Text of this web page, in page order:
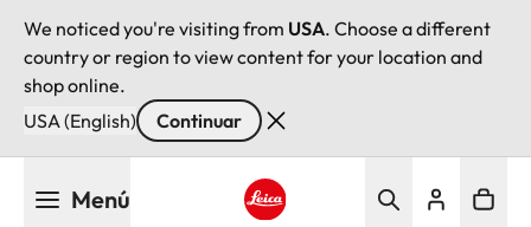
We noticed you're visiting from USA. Choose a different
country or region to view content for your location and
shop online.
USA (English)
Continuar
Menú